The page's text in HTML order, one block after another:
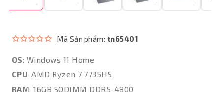
Mã Sản phẩm: tn65401
OS: Windows 11 Home
CPU: AMD Ryzen 7 7735HS
RAM: 16GB SODIMM DDR5-4800